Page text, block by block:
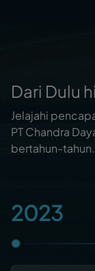
Dari Dulu
Jelajahi
PT Chandra
bertahun-tahun.
2023